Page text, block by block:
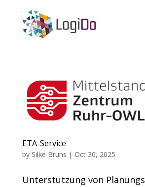
ETA-Service
by Silke Bruns | Oct 30, 2025
Unterstützung von